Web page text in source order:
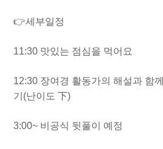
👉세부일정
11:30 맛있는 점심을 먹어요
12:30 장여경 활동가의 해설과 함
기(난이도 下)
3:00~ 비공식 뒷풀이 예정